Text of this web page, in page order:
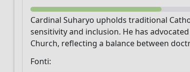
Cardinal Suharyo upholds traditional
sensitivity and inclusion. He has
Church, reflecting a balance between
Fonti: